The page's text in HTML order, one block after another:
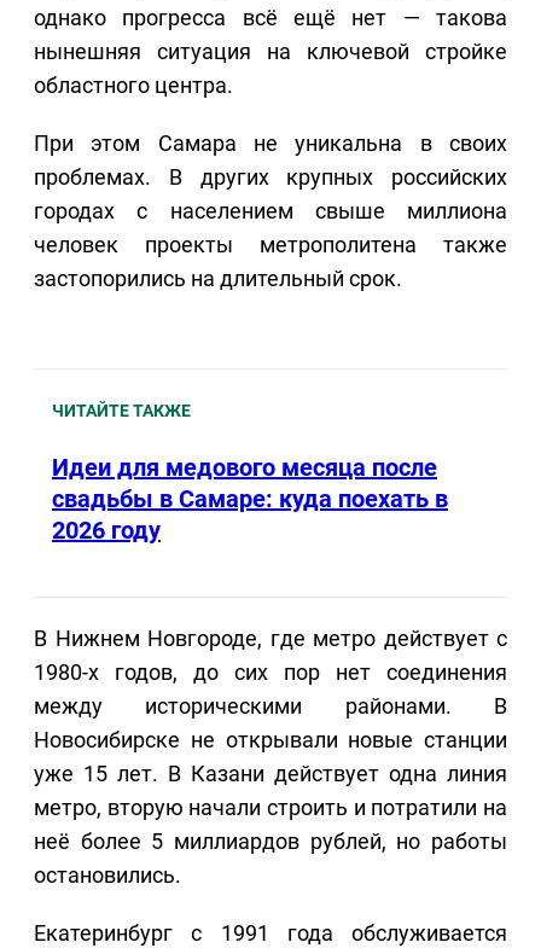
однако прогресса всё ещё нет — такова
нынешняя ситуация на ключевой стройке
областного центра.
При этом Самара не уникальна в своих
проблемах. В других крупных российских
городах с населением свыше миллиона
человек проекты метрополитена также
застопорились на длительный срок.
ЧИТАЙТЕ ТАКЖЕ
Идеи для медового месяца после
свадьбы в Самаре: куда поехать в
2026 году
В Нижнем Новгороде, где метро действует с
1980-х годов, до сих пор нет соединения
между историческими районами. В
Новосибирске не открывали новые станции
уже 15 лет. В Казани действует одна линия
метро, вторую начали строить и потратили на
неё более 5 миллиардов рублей, но работы
остановились.
Екатеринбург с 1991 года обслуживается